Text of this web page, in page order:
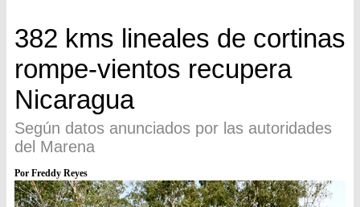
382 kms lineales de cortinas
rompe-vientos recupera
Nicaragua
Según datos anunciados por las autoridades
del Marena
Por Freddy Reyes